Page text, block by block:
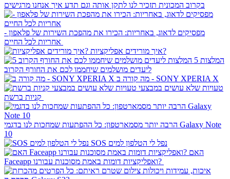
בקרוב המכונית תזכיר לנו לתקן אותה וגם תדע איך אנחנו מרגישים
מפסיקים לדאוג, באחריות: הכירו את מהפכת השירות של פלאפון -
איך מורידים אפליקציות?
5 המלצות
ליעדים מושלמים שיחממו לכם את החורף הקרוב
מה קורה ב - SONY XPERIA X
טעויות שלא עושים במבצעי
הרבה יותר מסמארטפון: כל ההפתעות שמחכות לנו בדגמי Galaxy Note
10
SOS נפל לי הטלפון למים
האם
Faceapp ואפליקציות דומות באמת מסוכנות עבורנו?